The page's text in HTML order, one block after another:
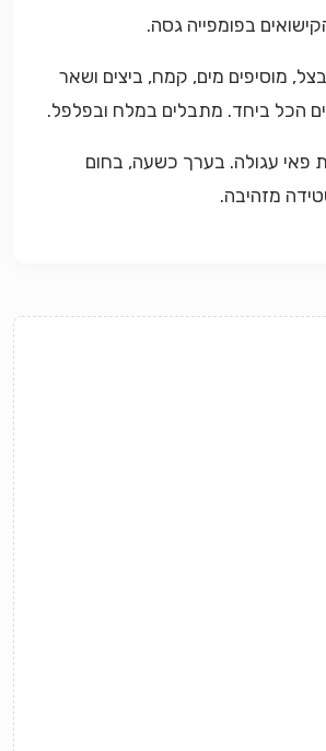
מוסיפים מים, קמח, ביצים ושאר
הכל ביחד. מתבלים במלח ובפלפל.
פאי עגולה. בערך כשעה, בחום
מזהיבה.